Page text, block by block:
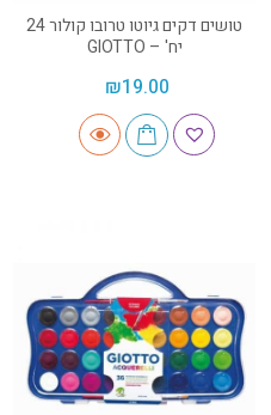
טושים דקים גיוטו טרובו קולור 24
יח' – GIOTTO
₪19.00